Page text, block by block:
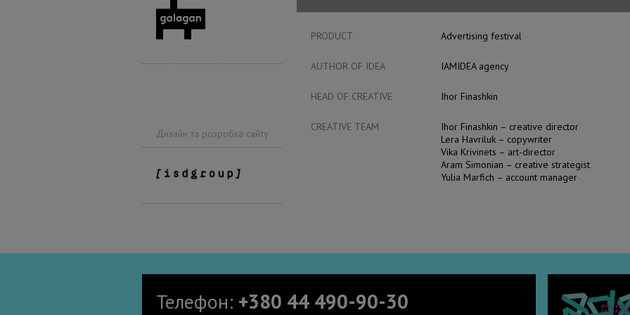
Дизайн та розробка сайту
PRODUCT Advertising festival
AUTHOR OF IDEA IAMIDEA agency
HEAD OF CREATIVE Ihor Finashkin
CREATIVE TEAM
Ihor Finashkin – creative director
Lera Havriluk – copywriter
Vika Krivinets – art-director
Aram Simonian – creative strategist
Yulia Marfich – account manager
Телефон: +380 44 490-90-30